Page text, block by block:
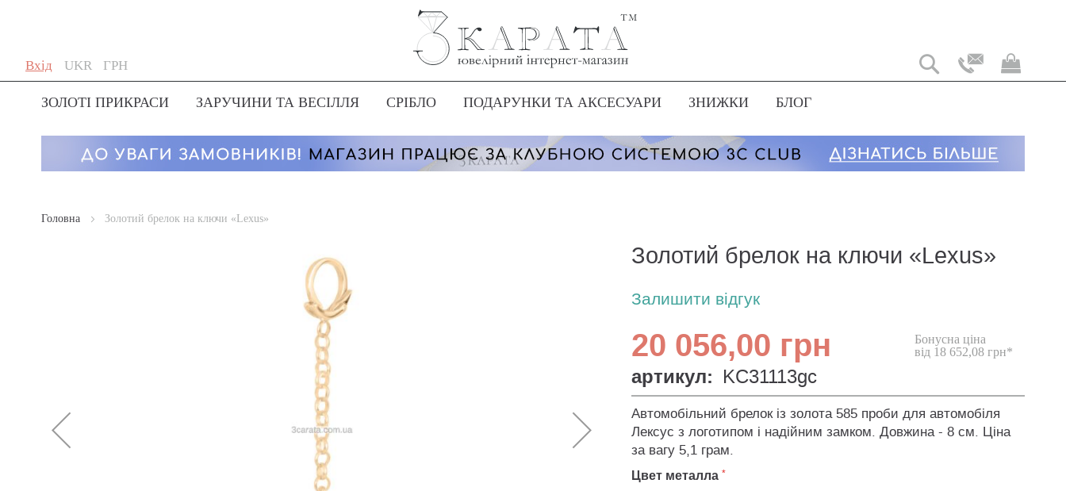
Вхід
Skip
to
Content
Мова
UKR
Мій
Валюта
ГРН
ЗОЛОТІ ПРИКРАСИ ЗАРУЧИНИ ТА ВЕСІЛЛЯ СРІБЛО ПОДАРУНКИ ТА АКСЕСУАРИ ЗНИЖКИ БЛОГ
Головна Золотий брелок на ключи «Lexus»
Золотий брелок на ключи «Lexus»
Залишити відгук
20 056,00 грн
Бонусна ціна
від 18 652,08 грн*
артикул: KC31113gc
Автомобільний брелок із золота 585 проби для автомобіля
Лексус з логотипом і надійним замком. Довжина - 8 см. Ціна
за вагу 5,1 грам.
Цвет металла